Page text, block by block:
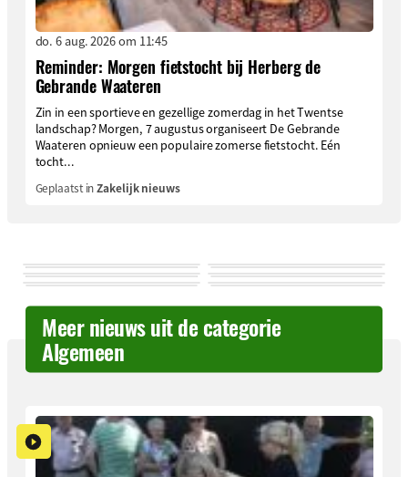
do. 6 aug. 2026 om 11:45
Reminder: Morgen fietstocht bij Herberg de
Gebrande Waateren
Zin in een sportieve en gezellige zomerdag in het Twentse
landschap? Morgen, 7 augustus organiseert De Gebrande
Waateren opnieuw een populaire zomerse fietstocht. Eén
tocht...
Geplaatst inZakelijk nieuws
Meer nieuws uit de categorie
Algemeen